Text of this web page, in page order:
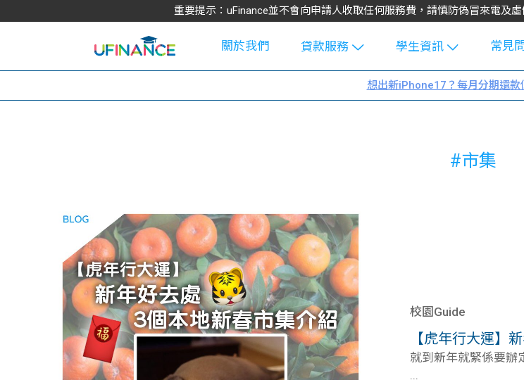
重要提示：uFinance並不會向申請人收取任何服務費，請慎防偽冒來電及
關於我們
貸款服務
學生貸款
貸款計數
機
網上私人貸
款
貸款計數
機
學生資訊
Blog
大專生筍
學生貸款
101
常見
想出新iPhone17？每月分期還款
#市集
校園Guide
【虎年行大運】
就到新年就緊係要辦